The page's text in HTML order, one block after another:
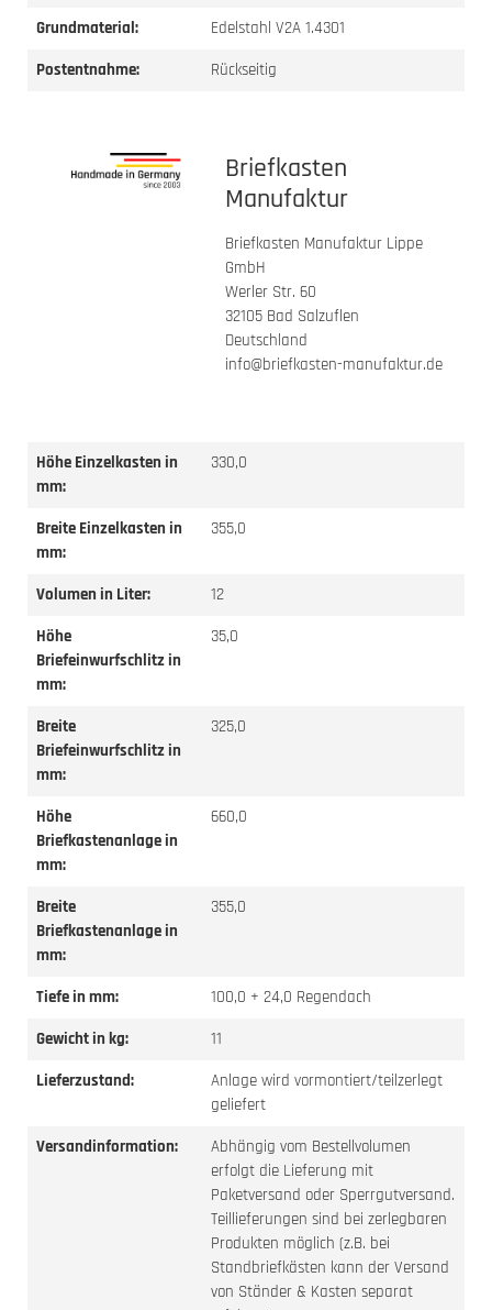
Grundmaterial:
Edelstahl V2A 1.4301
Postentnahme:
Rückseitig
Briefkasten
Manufaktur
Briefkasten Manufaktur Lippe
GmbH
Werler Str. 60
32105 Bad Salzuflen
Deutschland
info@briefkasten-manufaktur.de
Höhe Einzelkasten in
mm:
330,0
Breite Einzelkasten in
mm:
355,0
Volumen in Liter:
12
Höhe
Briefeinwurfschlitz in
mm:
35,0
Breite
Briefeinwurfschlitz in
mm:
325,0
Höhe
Briefkastenanlage in
mm:
660,0
Breite
Briefkastenanlage in
mm:
355,0
Tiefe in mm:
100,0 + 24,0 Regendach
Gewicht in kg:
11
Lieferzustand:
Anlage wird vormontiert/teilzerlegt
geliefert
Versandinformation:
Abhängig vom Bestellvolumen
erfolgt die Lieferung mit
Paketversand oder Sperrgutversand.
Teillieferungen sind bei zerlegbaren
Produkten möglich (z.B. bei
Standbriefkästen kann der Versand
von Ständer & Kasten separat